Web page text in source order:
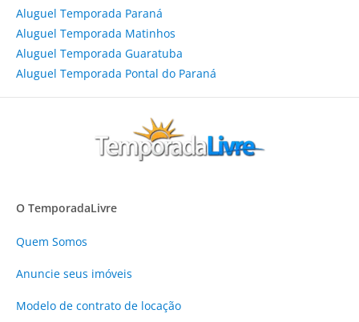
Aluguel Temporada Paraná
Aluguel Temporada Matinhos
Aluguel Temporada Guaratuba
Aluguel Temporada Pontal do Paraná
O TemporadaLivre
Quem Somos
Anuncie seus imóveis
Modelo de contrato de locação